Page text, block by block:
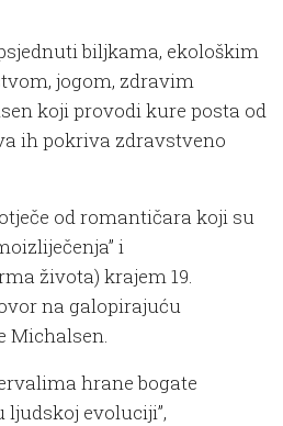
biljkama, ekološkim
jogom, zdravim
koji provodi kure posta od
ih pokriva zdravstveno
od romantičara koji su
i
života) krajem 19.
na galopirajuću
Michalsen.
hrane bogate
evoluciji”,